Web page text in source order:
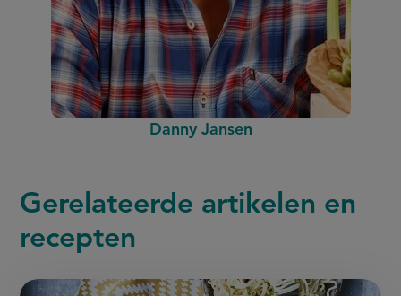
Danny Jansen
Gerelateerde artikelen en
recepten